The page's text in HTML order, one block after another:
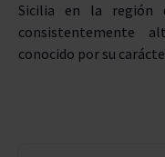
Sicilia en la región
consistentemente
conocido por su